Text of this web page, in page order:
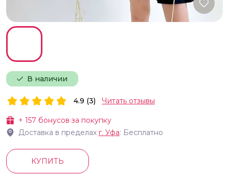
В наличии
+ 157 бонусов за покупку
Доставка в пределах г. Уфа: Бесплатно
4.9 (3) Читать отзывы
КУПИТЬ